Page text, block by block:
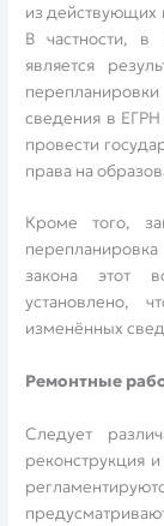
из действующих
В частности, в
является
сведения в
провести
права на
Кроме того,
закона этот
установлено,
изменённых
Ремонтные
Следует
реконструкция